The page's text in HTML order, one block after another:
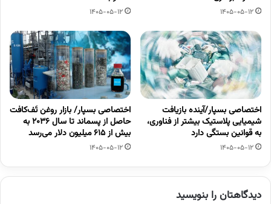
1405-05-12
1405-05-12
اختصاصی بسپار/آینده بازیافت
شیمیایی پلاستیک بیشتر از فناوری،
به قوانین بستگی دارد
1405-05-12
اختصاصی بسپار/ بازار روغن تَف‌کافت
حاصل از پسماند تا سال ۲۰۳۶ به
بیش از ۶۱۵ میلیون دلار می‌رسد
1405-05-12
دیدگاهتان را بنویسید